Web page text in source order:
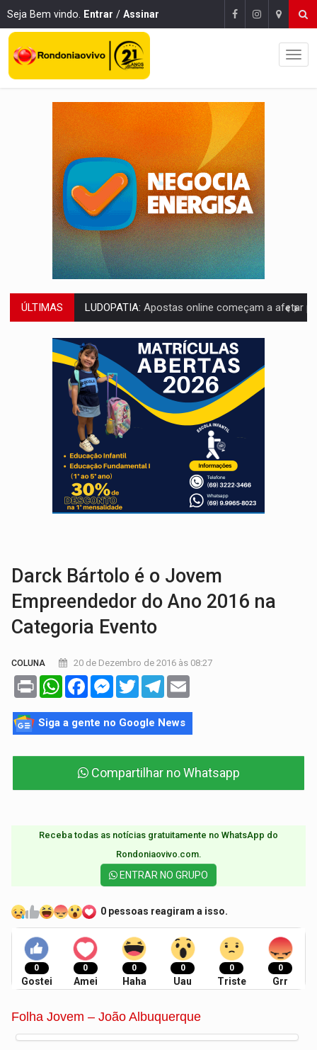
Seja Bem vindo. Entrar / Assinar
ÚLTIMAS REFLORESTAMENTO: Plantar árvores não será mais suficiente para
OVNIS NA LUA:Cientistas alertam para possível base secreta no satélite
ACABOU COM PEUGEOT:Incêndio destrói carro que era rebocado para oficina
VÍDEO: Ladrão é filmado furtando moto na frente do bar
BOLSAS DE PESQUISA: Iniciativa Amazônia+10 lança chamada para fortalecer
MATERIAL: Brasil tem grandes reservas de urânio, mas produz pouco e
VÍDEO: Serpente capturada na fábrica da Coca-Cola é
HOMENAGEM: Cientistas cassados pelo AI-5 se tornam pesquisadores
Darck Bártolo é o Jovem
Empreendedor do Ano 2016 na
Categoria Evento
COLUNA 20 de Dezembro de 2016 às 08:27
Print WhatsAppFacebookMessenger
TwitterTelegram
Siga a gente no Google News
Compartilhar no Whatsapp
Receba todas as notícias gratuitamente no WhatsApp do
Rondoniaovivo.com.​
ENTRAR NO GRUPO
0 pessoas reagiram a isso.
0
Gostei
0
Amei
0
Haha
0
Uau
0
Triste
0
Grr
Folha Jovem – João Albuquerque